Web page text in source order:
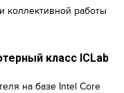
коллективной работы
класс ICLab
на базе Intel Core